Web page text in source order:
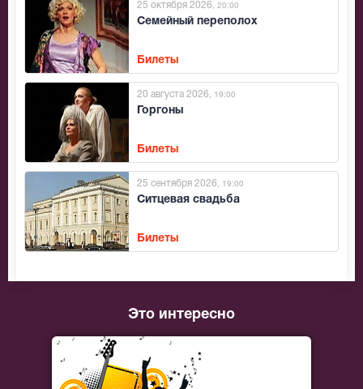
Семейный переполох
25 октября 2026 , 20:00
Билеты
Горгоны
20 августа 2026 , 19:00
Билеты
Ситцевая свадьба
25 сентября 2026 , 19:00
Билеты
Это интересно